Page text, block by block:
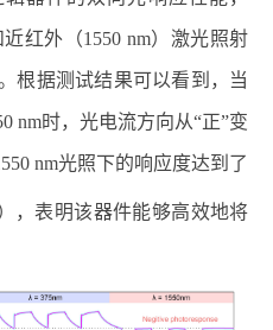
近红外（1550 nm）激光照射
根据测试结果可以看到，当
nm时，光电流方向从“正”变
nm光照下的响应度达到了
），表明该器件能够高效地将